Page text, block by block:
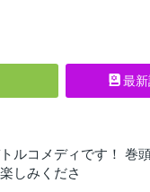
最
ルコメディです！ 巻
しみくださ